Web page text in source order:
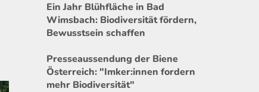
Ein Jahr Blühfläche in Bad
Wimsbach: Biodiversität fördern,
Bewusstsein schaffen
Presseaussendung der Biene
Österreich: "Imker:innen fordern
mehr Biodiversität"